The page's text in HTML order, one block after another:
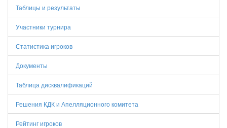
Таблицы и результаты
Участники турнира
Статистика игроков
Документы
Таблица дисквалификаций
Решения КДК и Апелляционного комитета
Рейтинг игроков